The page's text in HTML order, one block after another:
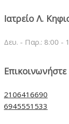
Ιατρείο Λ.
Δευ. - Παρ.: 8:00 -
Επικοινωνήστε
2106416690
6945551533